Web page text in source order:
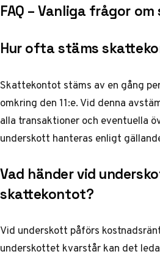
FAQ – Vanliga frågor
Hur ofta stäms
Skattekontot stäms av en gång
omkring den 11:e. Vid denna
alla transaktioner och eventuella
underskott hanteras enligt
Vad händer vid
skattekontot?
Vid underskott påförs
underskottet kvarstår kan det